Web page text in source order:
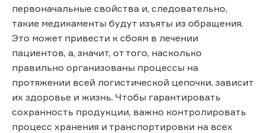
первоначальные свойства и, следовательно,
такие медикаменты будут изъяты из обращения.
Это может привести к сбоям в лечении
пациентов, а, значит, от того, насколько
правильно организованы процессы на
протяжении всей логистической цепочки, зависит
их здоровье и жизнь. Чтобы гарантировать
сохранность продукции, важно контролировать
процесс хранения и транспортировки на всех